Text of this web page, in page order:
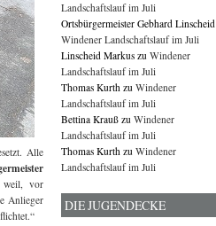
Alle
vor
Anlieger
Landschaftslauf im Juli
Ortsbürgermeister Gebhard Linscheid
Windener Landschaftslauf im Juli
Linscheid Markus zu Windener
Landschaftslauf im Juli
Thomas Kurth zu Windener
Landschaftslauf im Juli
Bettina Krauß zu Windener
Landschaftslauf im Juli
Thomas Kurth zu Windener
Landschaftslauf im Juli
DIE JUGENDECKE